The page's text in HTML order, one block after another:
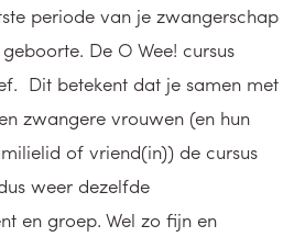
periode van je zwangerschap
De O Wee! cursus
Dit betekent dat je samen met
zwangere vrouwen (en hun
of vriend(in)) de cursus
weer dezelfde
en groep. Wel zo fijn en